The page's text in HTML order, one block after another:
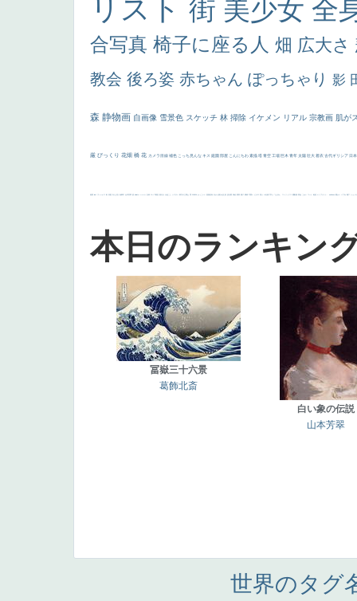
リスト 街 美少女 全
合写真 椅子に座る人 畑 広大さ
教会 後ろ姿 赤ちゃん ぽっちゃり 影
森 静物画 自画像 雪景色 スケッチ 林 掃除 イケメン リアル 宗教画 肌が
厳 びっくり 花畑 橋 花 カメラ目線 補色 こっち見んな キス 庭園 部屋 こんにちわ 素描 塔 青空 工場 巨木 青年 太陽 壮大 着衣 古代ギリシア 日
画質 last ヴィーナス 剣 白人少女 食事中 山本芳翠 麦 alciato ハーレム 女神 ローマ教皇 奥行き 火起こし シスター 東方の三博士 114514 かっこいい 受胎告知 天から覗き込む顔 設計図 挿絵 群衆 親子 裸婦 可愛い ピサロ ＃名画で学ぶ「たるみ」 ニーソックス 躍動感 黄色 こわい コート 畦道 レンブラント・ sekkusu 暖かい バブみ 靴下 ショッ
本日のランキン
冨嶽三十六景
葛飾北斎
白い象の伝説
山本芳翠
世界のタグ